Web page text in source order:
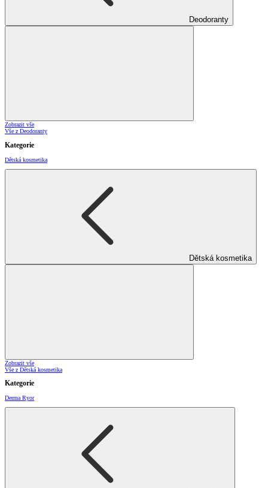
Deodoranty
Zobrazit vše
Vše z Deodoranty
Kategorie
Dětská kosmetika
Dětská kosmetika
Zobrazit vše
Vše z Dětská kosmetika
Kategorie
Derma Ryor